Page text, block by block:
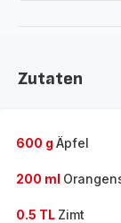
Zutaten
600 g Äpfel
200 ml
0.5 TL Zimt